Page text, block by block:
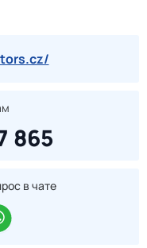
865
в чате